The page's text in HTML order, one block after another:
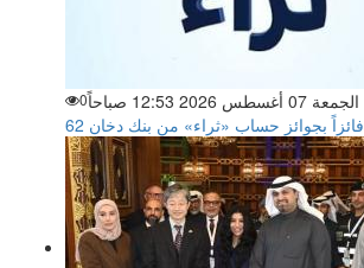
الجمعة 07 أغسطس 2026 12:53 صباحاً 0
62 فائزاً بجوائز حساب «ثراء» من بنك دخان